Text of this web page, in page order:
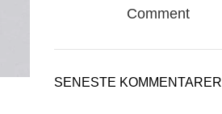
Comment
SENESTE KOMMENTARER